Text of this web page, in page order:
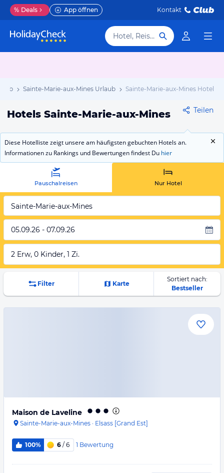
% Deals App öffnen Kontakt
Hotel, Reiseziel
Sainte-Marie-aux-Mines Urlaub Sainte-Marie-aux-Mines Hotels
Hotels Sainte-Marie-aux-Mines Teilen
Diese Hotelliste zeigt unsere am häufigsten gebuchten Hotels an.
Informationen zu Rankings und Bewertungen findest Du hier
Pauschalreisen Nur Hotel
Sainte-Marie-aux-Mines
05.09.26 - 07.09.26
2 Erw, 0 Kinder, 1 Zi.
Filter Karte
Sortiert nach:
Bestseller
Maison de Laveline
Sainte-Marie-aux-Mines · Elsass [Grand Est]
100% 6 / 6 1 Bewertung